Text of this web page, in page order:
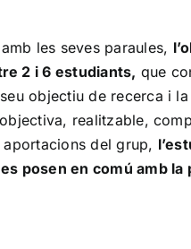
les seves paraules,
2 i 6 estudiants, que
objectiu de recerca i
realitzable,
del grup,
es posen en comú amb